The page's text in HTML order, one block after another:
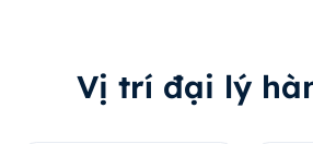
Vị trí đại lý